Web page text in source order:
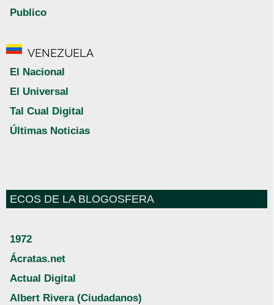
Publico
VENEZUELA
El Nacional
El Universal
Tal Cual Digital
Últimas Noticias
ECOS DE LA BLOGOSFERA
1972
Ácratas.net
Actual Digital
Albert Rivera (Ciudadanos)